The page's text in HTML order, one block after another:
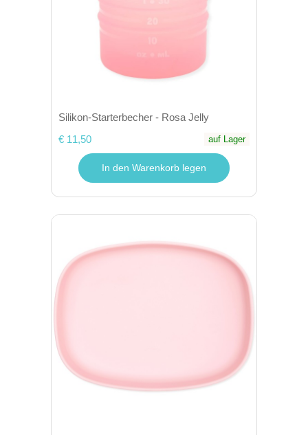
Silikon-Starterbecher - Rosa Jelly
€ 11,50
auf Lager
In den Warenkorb legen